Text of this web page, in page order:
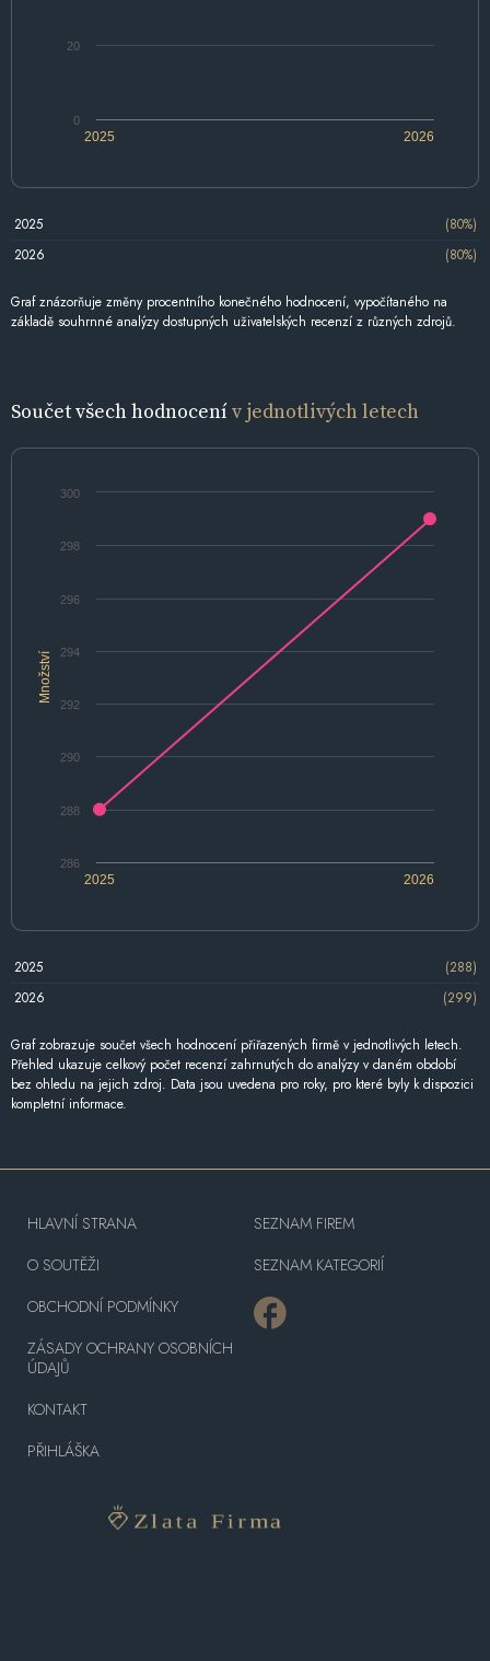
2025 2026
0
20
2025
(80%)
2026
(80%)
Graf znázorňuje změny procentního konečného hodnocení, vypočítaného na
základě souhrnné analýzy dostupných uživatelských recenzí z různých zdrojů.
Součet všech hodnocenív jednotlivých letech
Množství
2025 2026
286
288
290
292
294
296
298
300
2025
(288)
2026
(299)
Graf zobrazuje součet všech hodnocení přiřazených firmě v jednotlivých letech.
Přehled ukazuje celkový počet recenzí zahrnutých do analýzy v daném období
bez ohledu na jejich zdroj. Data jsou uvedena pro roky, pro které byly k dispozici
kompletní informace.
HLAVNÍ STRANA
O SOUTĚŽI
OBCHODNÍ PODMÍNKY
ZÁSADY OCHRANY OSOBNÍCH
ÚDAJŮ
KONTAKT
PŘIHLÁŠKA
SEZNAM FIREM
SEZNAM KATEGORIÍ